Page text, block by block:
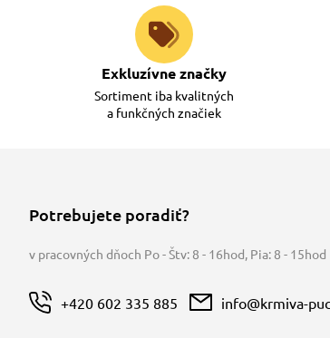
Exkluzívne značky
Sortiment iba kvalitných
a funkčných značiek
Potrebujete poradiť?
v pracovných dňoch Po - Štv: 8 - 16hod, Pia: 8 - 15hod
+420 602 335 885 info@krmiva-